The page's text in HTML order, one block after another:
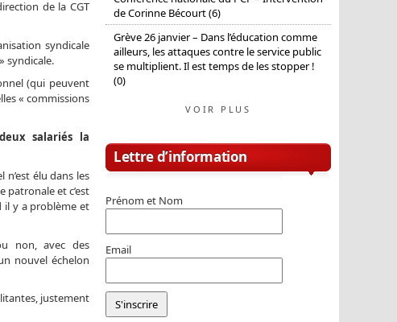
de la CGT
syndicale
syndicale.
(qui peuvent
« commissions
salariés la
élu dans les
patronale et c’est
il y a problème et
non, avec des
nouvel échelon
justement
de Corinne Bécourt (6)
Grève 26 janvier – Dans l’éducation comme
ailleurs, les attaques contre le service public
se multiplient. Il est temps de les stopper !
(0)
VOIR PLUS
Lettre d’information
Prénom et Nom
Email